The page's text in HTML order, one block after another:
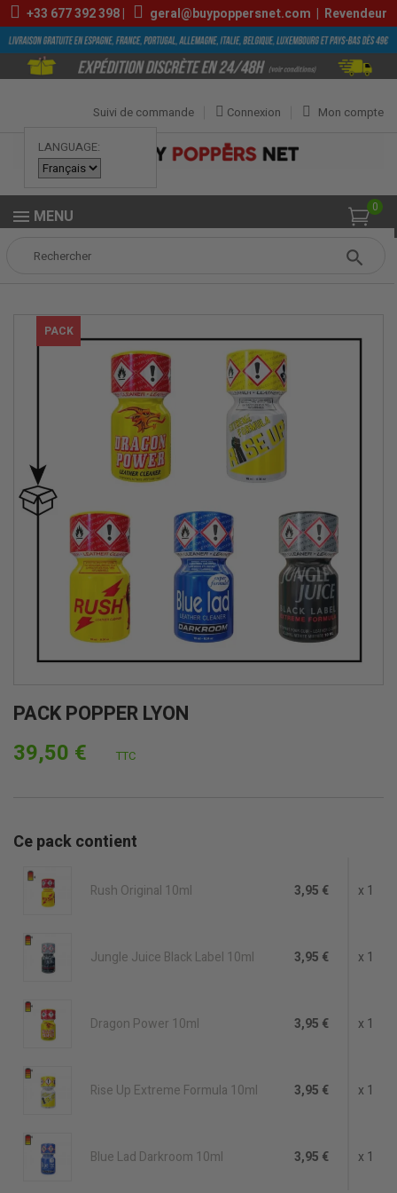
+33 677 392 398| geral@buypoppersnet.com | Revendeur
LANGUAGE:
Mon compte
Connexion
Suivi de commande
0
MENU
PACK
PACK POPPER LYON
39,50 € TTC
Ce pack contient
Rush Original 10ml 3,95 € x 1
Jungle Juice Black Label 10ml 3,95 € x 1
Dragon Power 10ml 3,95 € x 1
Rise Up Extreme Formula 10ml 3,95 € x 1
Blue Lad Darkroom 10ml 3,95 € x 1